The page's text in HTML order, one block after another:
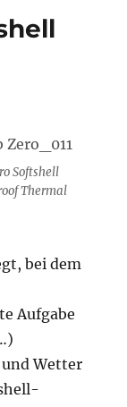
Softshell
Thermal
bei dem
Aufgabe
Wetter